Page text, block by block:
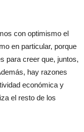
con optimismo el
en particular, porque
para creer que, juntos,
hay razones
económica y
el resto de los